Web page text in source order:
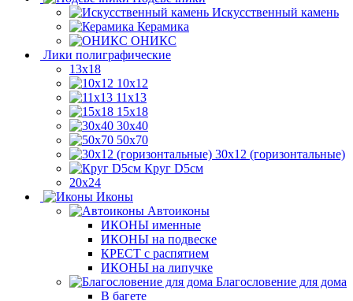
Искусственный камень
Керамика
ОНИКС
Лики полиграфические
13x18
10x12
11х13
15х18
30x40
50x70
30x12 (горизонтальные)
Круг D5см
20х24
Иконы
Автоиконы
ИКОНЫ именные
ИКОНЫ на подвеске
КРЕСТ с распятием
ИКОНЫ на липучке
Благословение для дома
В багете